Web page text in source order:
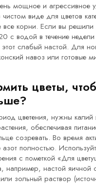
мощное и агрессивное
виде для цветов
корни. Если вы решили
с водой в течение
этот слабый настой. Для
навоз или готовые
цветы,
цветения, нужны
обеспечивая
созревать. Во время
азот полностью.
с пометкой «Для
например, настой яичной
зольный раствор